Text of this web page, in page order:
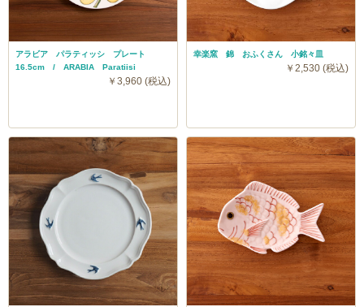
アラビア パラティッシ プレート
16.5cm / ARABIA Paratiisi
￥3,960 (税込)
幸楽窯 錦 おふくさん 小銘々皿
￥2,530 (税込)